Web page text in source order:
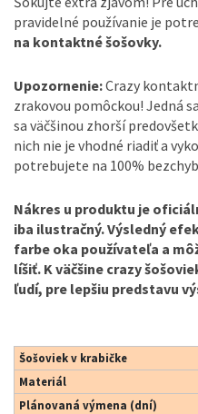
pravidelné používanie je
na kontaktné šošovky.
Upozornenie:Crazy
zrakovou pomôckou! Jedná
sa väčšinou zhorší
nich nie je vhodné riadiť a
potrebujete na 100%
Nákres u produktu je
iba ilustračný. Výsledný
farbe oka používateľa a
líšiť. K väčšine crazy
ľudí, pre lepšiu predstavu
Šošoviek v krabičke
Materiál
Plánovaná výmena (dní)